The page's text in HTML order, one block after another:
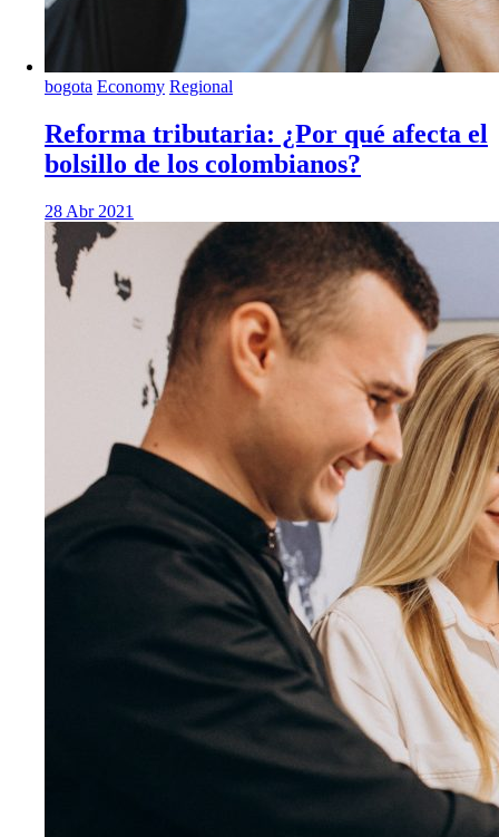
bogota Economy Regional
Reforma tributaria: ¿Por qué afecta el
bolsillo de los colombianos?
28 Abr 2021